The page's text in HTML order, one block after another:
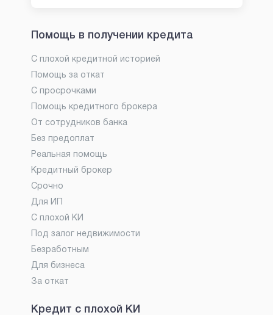
Помощь в получении кредита
С плохой кредитной историей
Помощь за откат
С просрочками
Помощь кредитного брокера
От сотрудников банка
Без предоплат
Реальная помощь
Кредитный брокер
Срочно
Для ИП
С плохой КИ
Под залог недвижимости
Безработным
Для бизнеса
За откат
Кредит с плохой КИ